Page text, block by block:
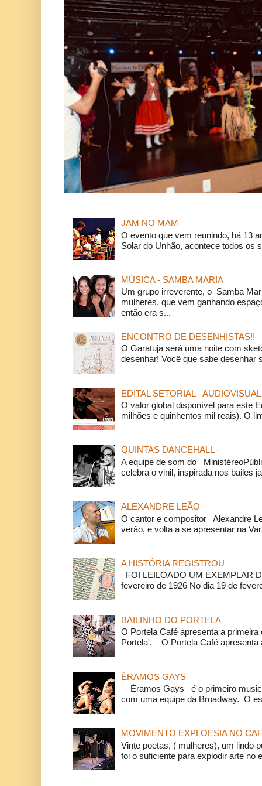
JAM NO MAM
O evento que vem reunindo, há 13
Solar do Unhão, acontece todos os
MÚSICA - SAMBA MARIA
Um grupo irreverente, o Samba
mulheres, que vem ganhando
então era s...
ENCONTRO DE DESENHISTAS!!
O Garatuja será uma noite com
desenhar! Você que sabe desenhar
EDITAL SETORIAL - AUDIOVISUAL
O valor global disponível para este
milhões e quinhentos mil reais). O
QUINTAS DANCEHALL -
A equipe de som do
celebra o vinil, inspirada nos bailes
ALEXANDRE LEÃO
O cantor e compositor Alexandre
verão, e volta a se apresentar na
A HISTÓRIA REGISTROU
FOI LEILOADO UM EXEMPLAR
fevereiro de 1926 No dia 19 de
BAILINHO DO PORTELA
O Portela Café apresenta a
Portela'. O Portela Café apresenta
ÉRAMOS GAYS
Éramos Gays é o primeiro
com uma equipe da Broadway. O
MOVIMENTO EXPLOESIA NO
Vinte poetas, ( mulheres), um lindo
foi o suficiente para explodir arte no